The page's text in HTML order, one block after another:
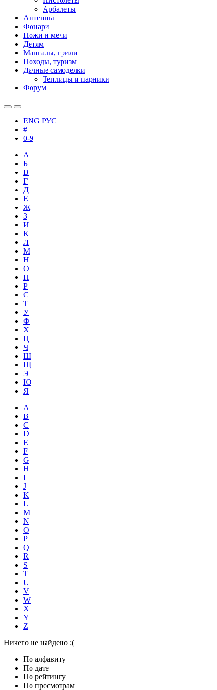
Арбалеты
Антенны
Фонари
Ножи и мечи
Детям
Мангалы, грили
Походы, туризм
Дачные самоделки
Теплицы и парники
Форум
ENG РУС
#
0-9
А
Б
В
Г
Д
Е
Ж
З
И
К
Л
М
Н
О
П
Р
С
Т
У
Ф
Х
Ц
Ч
Ш
Щ
Э
Ю
Я
A
B
C
D
E
F
G
H
I
J
K
L
M
N
O
P
Q
R
S
T
U
V
W
X
Y
Z
Ничего не найдено :(
По алфавиту
По дате
По рейтингу
По просмотрам